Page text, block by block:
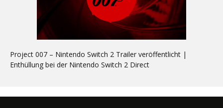
Project 007 – Nintendo Switch 2 Trailer veröffentlicht |
Enthüllung bei der Nintendo Switch 2 Direct